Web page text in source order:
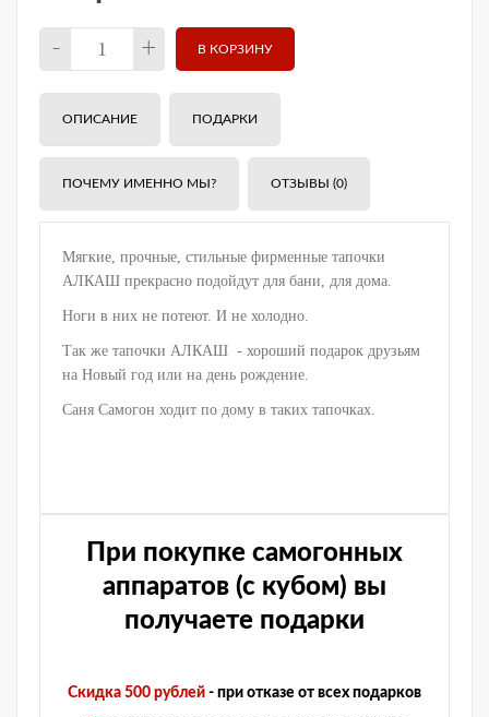
+
-
ОПИСАНИЕ ПОДАРКИ
ПОЧЕМУ ИМЕННО МЫ? ОТЗЫВЫ (0)
Мягкие, прочные, стильные фирменные тапочки
АЛКАШ прекрасно подойдут для бани, для дома.
Ноги в них не потеют. И не холодно.
Так же тапочки АЛКАШ - хороший подарок друзьям
на Новый год или на день рождение.
Саня Самогон ходит по дому в таких тапочках.
При покупке самогонных
аппаратов (с кубом) вы
получаете подарки
Скидка 500 рублей - при отказе от всех подарков